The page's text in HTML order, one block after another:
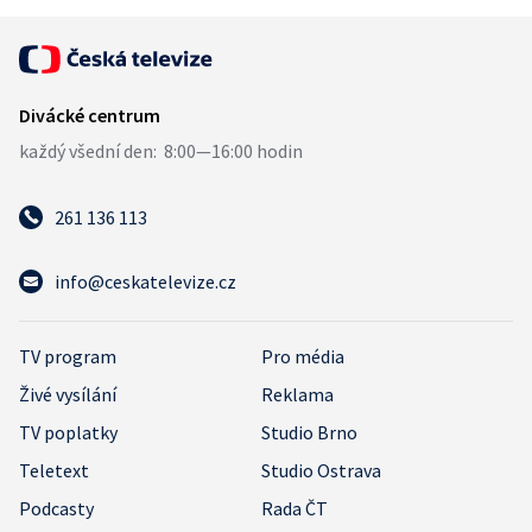
261 136 113
info@ceskatelevize.cz
TV program
Pro média
Živé vysílání
Reklama
TV poplatky
Studio Brno
Teletext
Studio Ostrava
Podcasty
Rada ČT